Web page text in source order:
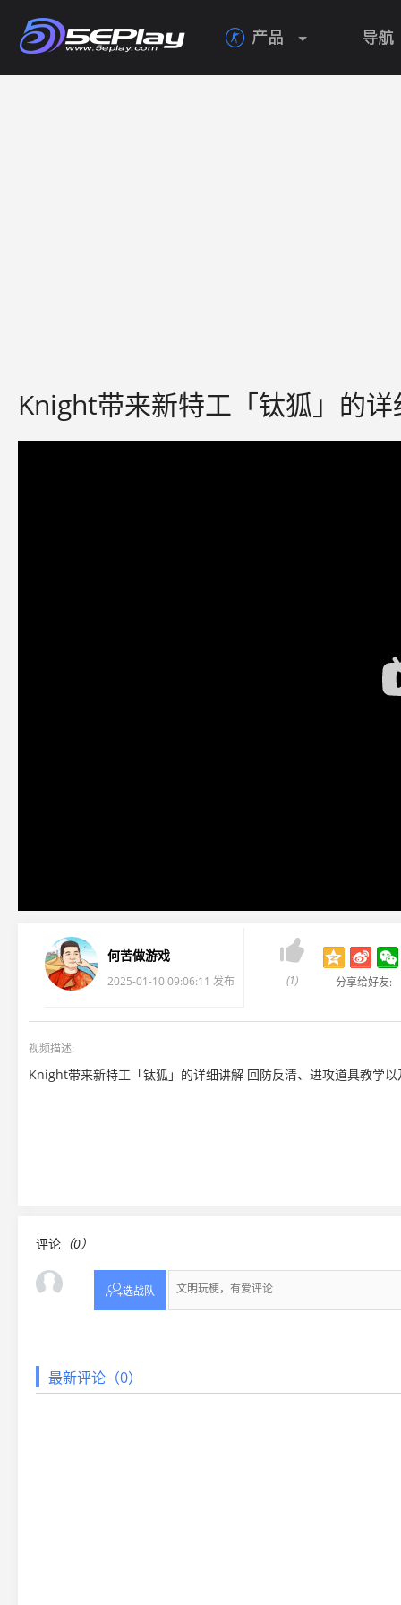
 产品 导航
Knight带来新特工「钛狐」的
何苦做游戏
2025-01-10 09:06:11 发布

(1) 分享给好友:
视频描述:
Knight带来新特工「钛狐」的详细讲解 回防反清、进攻道具教学
评论 （0）
选战队
最新评论（0）